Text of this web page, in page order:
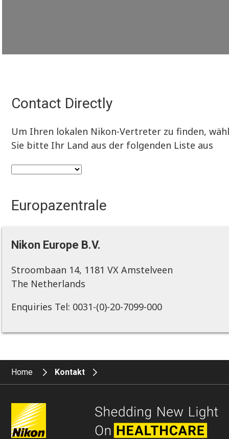
Contact Directly
Um Ihren lokalen Nikon-Vertreter zu finden,
Sie bitte Ihr Land aus der folgenden Liste aus
Europazentrale
Nikon Europe B.V.
Stroombaan 14, 1181 VX Amstelveen
The Netherlands
Enquiries Tel: 0031-(0)-20-7099-000
Home Kontakt